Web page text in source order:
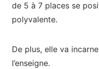
de 5 à 7 places se
polyvalente.
De plus, elle va
l’enseigne.